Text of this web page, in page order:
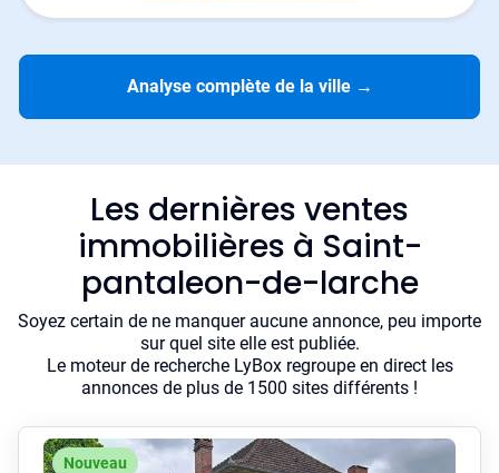
Analyse complète de la ville →
Les dernières ventes
immobilières à Saint-
pantaleon-de-larche
Soyez certain de ne manquer aucune annonce, peu importe
sur quel site elle est publiée.
Le moteur de recherche LyBox regroupe en direct les
annonces de plus de 1500 sites différents !
Nouveau